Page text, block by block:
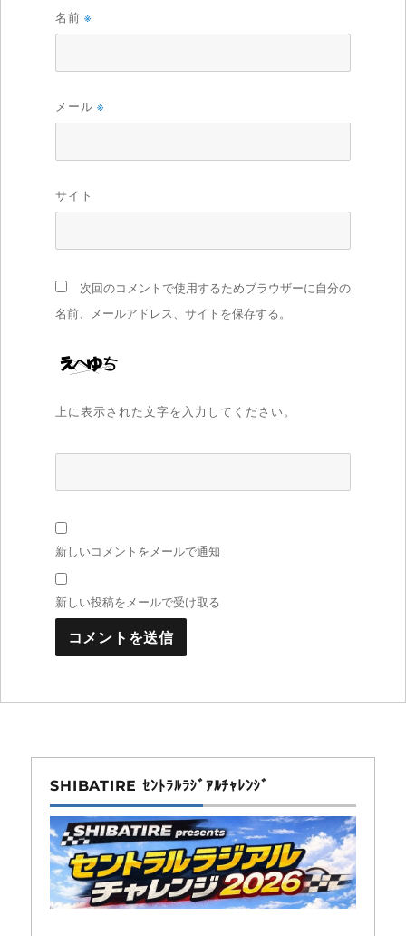
名前 ※
メール ※
サイト
次回のコメントで使用するためブラウザーに自分の
名前、メールアドレス、サイトを保存する。
上に表示された文字を入力してください。
新しいコメントをメールで通知
新しい投稿をメールで受け取る
SHIBATIRE ｾﾝﾄﾗﾙﾗｼﾞｱﾙﾁｬﾚﾝｼﾞ